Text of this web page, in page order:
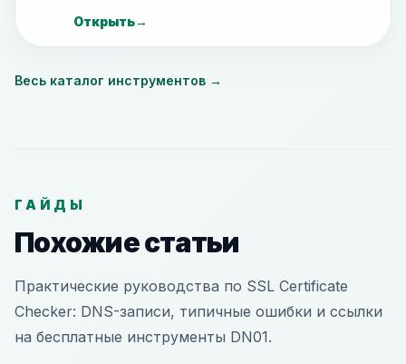
Открыть→
Весь каталог инструментов →
ГАЙДЫ
Похожие статьи
Практические руководства по SSL Certificate
Checker: DNS-записи, типичные ошибки и ссылки
на бесплатные инструменты DN01.